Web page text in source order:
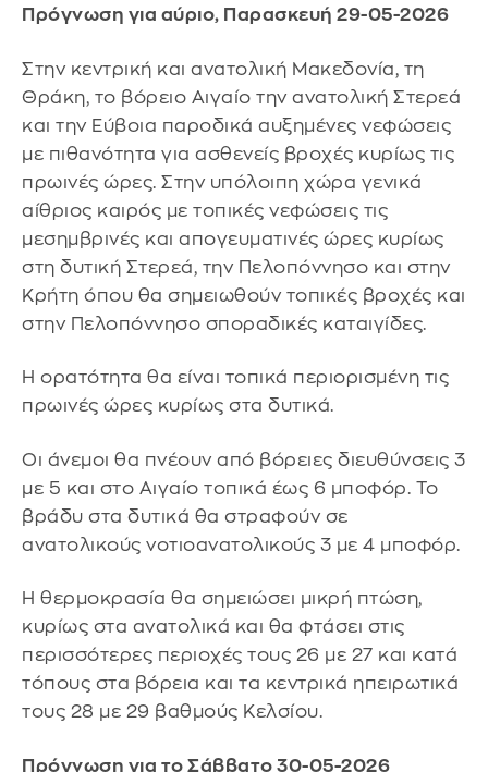
Πρόγνωση για αύριο, Παρασκευή 29-05-2026
Στην κεντρική και ανατολική Μακεδονία, τη
Θράκη, το βόρειο Αιγαίο την ανατολική Στερεά
και την Εύβοια παροδικά αυξημένες νεφώσεις
με πιθανότητα για ασθενείς βροχές κυρίως τις
πρωινές ώρες. Στην υπόλοιπη χώρα γενικά
αίθριος καιρός με τοπικές νεφώσεις τις
μεσημβρινές και απογευματινές ώρες κυρίως
στη δυτική Στερεά, την Πελοπόννησο και στην
Κρήτη όπου θα σημειωθούν τοπικές βροχές και
στην Πελοπόννησο σποραδικές καταιγίδες.
Η ορατότητα θα είναι τοπικά περιορισμένη τις
πρωινές ώρες κυρίως στα δυτικά.
Οι άνεμοι θα πνέουν από βόρειες διευθύνσεις 3
με 5 και στο Αιγαίο τοπικά έως 6 μποφόρ. Το
βράδυ στα δυτικά θα στραφούν σε
ανατολικούς νοτιοανατολικούς 3 με 4 μποφόρ.
Η θερμοκρασία θα σημειώσει μικρή πτώση,
κυρίως στα ανατολικά και θα φτάσει στις
περισσότερες περιοχές τους 26 με 27 και κατά
τόπους στα βόρεια και τα κεντρικά ηπειρωτικά
τους 28 με 29 βαθμούς Κελσίου.
Πρόγνωση για το Σάββατο 30-05-2026